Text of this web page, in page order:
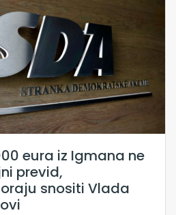
eura iz Igmana ne
previd,
snositi Vlada